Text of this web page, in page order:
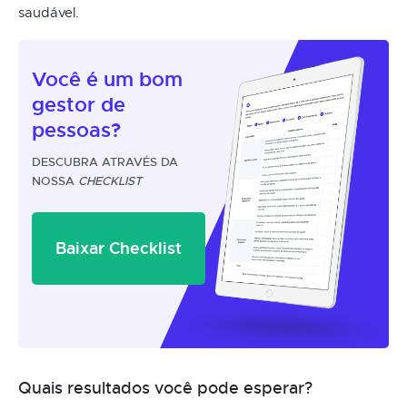
saudável.
Você é um bom
gestor de
pessoas?
DESCUBRA ATRAVÉS DA
NOSSA CHECKLIST
Baixar Checklist
Quais resultados você pode esperar?